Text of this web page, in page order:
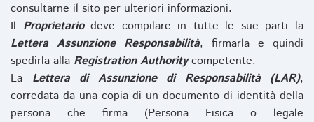
consultarne il sito per ulteriori informazioni.
Il Proprietariodeve compilare in tutte le sue parti la
Lettera Assunzione Responsabilità, firmarla e quindi
spedirla alla Registration Authoritycompetente.
La Lettera di Assunzione di Responsabilità (LAR),
corredata da una copia di un documento di identità della
persona che firma (Persona Fisica o legale